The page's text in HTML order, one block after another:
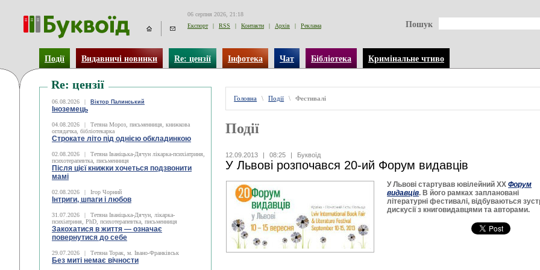
06 серпня 2026, 21:18
Експорт
| RSS | Контакти | Архів | Реклама Пошук
Події Видавничі новинки Re: цензії Інфотека Чат Бібліотека Кримінальне чтиво
Re: цензії
06.08.2026 | Віктор Палинський
Іноземець
04.08.2026 |
Тетяна Мороз, письменниця, книжкова
оглядачка, бібліотекарка
Строкате літо під однією обкладинкою
02.08.2026 |
Тетяна Іваніцька-Дячун лікарка-психіатриня,
психотерапевтка, письменниця
Після цієї книжки хочеться подзвонити
мамі
02.08.2026 | Ігор Чорний
Інтриги, шпаги і любов
31.07.2026 |
Тетяна Іваніцька-Дячун, лікарка-
психіатриня, PhD, психотерапевтка, письменниця
Закохатися в життя — означає
повернутися до себе
29.07.2026 | Тетяна Торак, м. Івано-Франківськ
Без миті немає вічности
Головна \ Події \ Фестивалі
Події
12.09.2013 | 08:25 | Буквоїд
У Львові розпочався 20-ий Форум видавців
У Львові стартував ювілейний ХХФорум
видавців. В його рамках заплановані
літературні фестивалі, відбуваються
дискусії з книговидавцями та авторами.